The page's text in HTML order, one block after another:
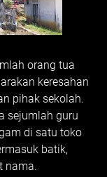
orang tua
keresahan
pihak sekolah.
sejumlah guru
di satu toko
batik,
nama.